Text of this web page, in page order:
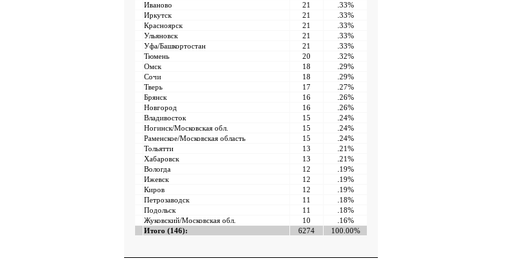
Иваново
21
.33%
Иркутск
21
.33%
Красноярск
21
.33%
Ульяновск
21
.33%
Уфа/Башкортостан
21
.33%
Тюмень
20
.32%
Омск
18
.29%
Сочи
18
.29%
Тверь
17
.27%
Брянск
16
.26%
Новгород
16
.26%
Владивосток
15
.24%
Ногинск/Московская обл. 15
.24%
Раменское/Московская область 15
.24%
Тольятти
13
.21%
Хабаровск
13
.21%
Вологда
12
.19%
Ижевск
12
.19%
Киров
12
.19%
Петрозаводск
11
.18%
Подольск
11
.18%
Жуковский/Московская обл. 10
.16%
Итого (146):
6274 100.00%